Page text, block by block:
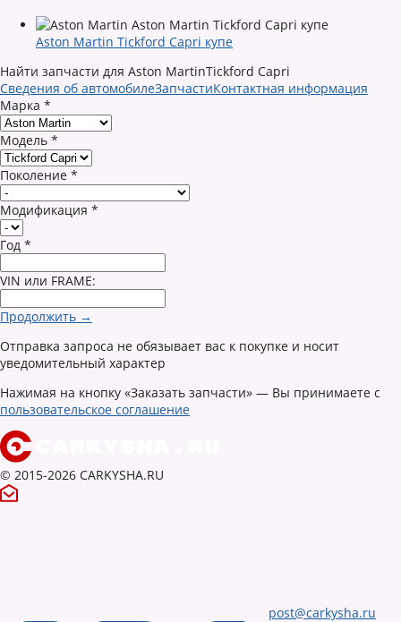
Aston Martin Tickford Capri купе
Найти запчасти для Aston MartinTickford Capri
Сведения об автомобилеЗапчастиКонтактная информация
Марка *
Модель *
Поколение *
Модификация *
Год *
VIN или FRAME:
Продолжить →
Отправка запроса не обязывает вас к покупке и носит
уведомительный характер
Нажимая на кнопку «Заказать запчасти» — Вы принимаете с
пользовательское соглашение
© 2015-2026 CARKYSHA.RU
post@carkysha.ru